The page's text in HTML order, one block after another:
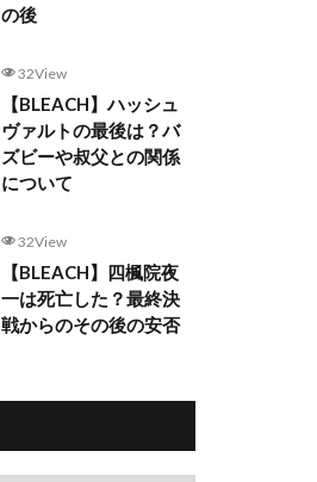
の後
32View
【BLEACH】ハッシュ
ヴァルトの最後は？バ
ズビーや叔父との関係
について
32View
【BLEACH】四楓院夜
一は死亡した？最終決
戦からのその後の安否